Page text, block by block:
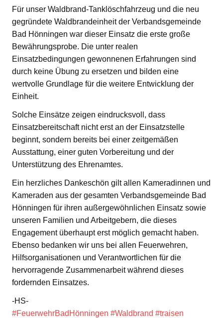
Für unser Waldbrand-Tanklöschfahrzeug und die neu
gegründete Waldbrandeinheit der Verbandsgemeinde
Bad Hönningen war dieser Einsatz die erste große
Bewährungsprobe. Die unter realen
Einsatzbedingungen gewonnenen Erfahrungen sind
durch keine Übung zu ersetzen und bilden eine
wertvolle Grundlage für die weitere Entwicklung der
Einheit.
Solche Einsätze zeigen eindrucksvoll, dass
Einsatzbereitschaft nicht erst an der Einsatzstelle
beginnt, sondern bereits bei einer zeitgemäßen
Ausstattung, einer guten Vorbereitung und der
Unterstützung des Ehrenamtes.
Ein herzliches Dankeschön gilt allen Kameradinnen und
Kameraden aus der gesamten Verbandsgemeinde Bad
Hönningen für ihren außergewöhnlichen Einsatz sowie
unseren Familien und Arbeitgebern, die dieses
Engagement überhaupt erst möglich gemacht haben.
Ebenso bedanken wir uns bei allen Feuerwehren,
Hilfsorganisationen und Verantwortlichen für die
hervorragende Zusammenarbeit während dieses
fordernden Einsatzes.
-HS-
#FeuerwehrBadHönningen #Waldbrand #traisen